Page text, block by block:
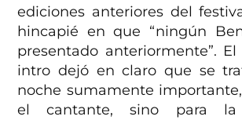
ediciones anteriores del
hincapié en que “ningún
presentado anteriormente”.
intro dejó en claro que se
noche sumamente
el cantante, sino para la